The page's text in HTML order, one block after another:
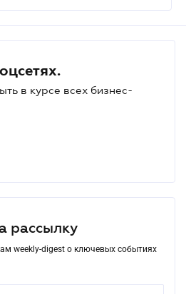
в курсе всех бизнес-
рассылку
weekly-digest о ключевых событиях